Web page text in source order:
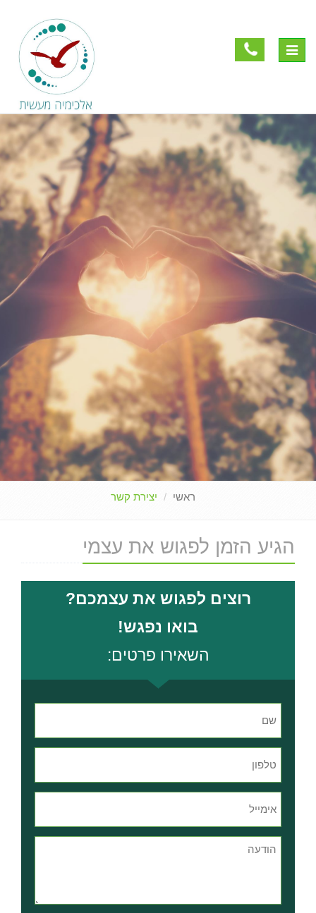
Toggle
ראשי יצירת קשר
הגיע הזמן לפגוש את עצמי
רוצים לפגוש את עצמכם?
בואו נפגש!
השאירו פרטים: